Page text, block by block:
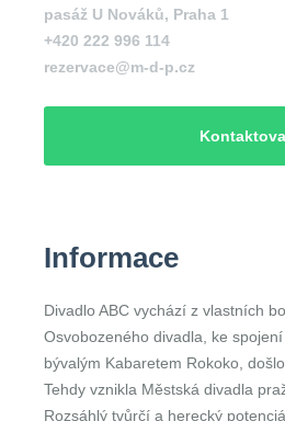
pasáž U Nováků, Praha 1
+420 222 996 114
rezervace@m-d-p.cz
Informace
Divadlo ABC vychází z vlastních
Osvobozeného divadla, ke
bývalým Kabaretem Rokoko,
Tehdy vznikla Městská divadla
Rozsáhlý tvůrčí a herecký